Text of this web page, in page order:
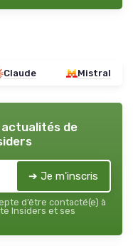
Claude Mistral
de
➔ Je m'inscris
d’être contacté(e) à
Insiders et ses